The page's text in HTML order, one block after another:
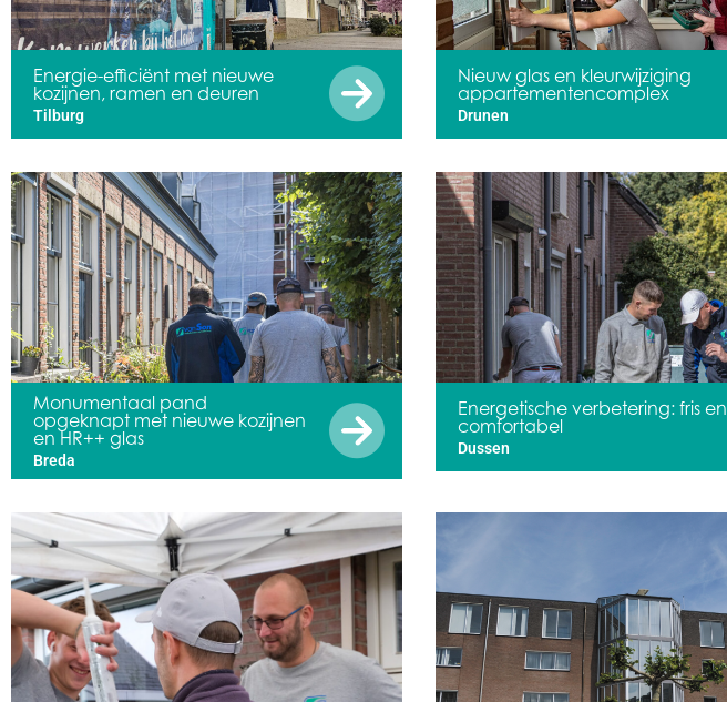
Energie-efficiënt met nieuwe
kozijnen, ramen en deuren
Tilburg
Nieuw glas en kleurwijziging
appartementencomplex
Drunen
Monumentaal pand
opgeknapt met nieuwe kozijnen
en HR++ glas
Breda
Energetische verbetering: fris en
comfortabel
Dussen